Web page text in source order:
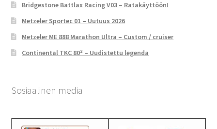
Bridgestone Battlax Racing V03 – Ratakäyttöön!
Metzeler Sportec 01 – Uutuus 2026
Metzeler ME 888 Marathon Ultra – Custom / cruiser
Continental TKC 80² – Uudistettu legenda
Sosiaalinen media